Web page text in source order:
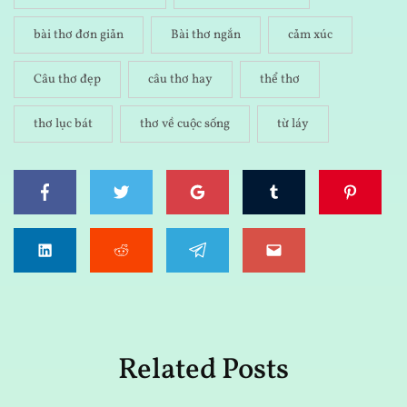
bài thơ đơn giản Bài thơ ngắn cảm xúc
Câu thơ đẹp câu thơ hay thể thơ
thơ lục bát thơ về cuộc sống từ láy
Related Posts